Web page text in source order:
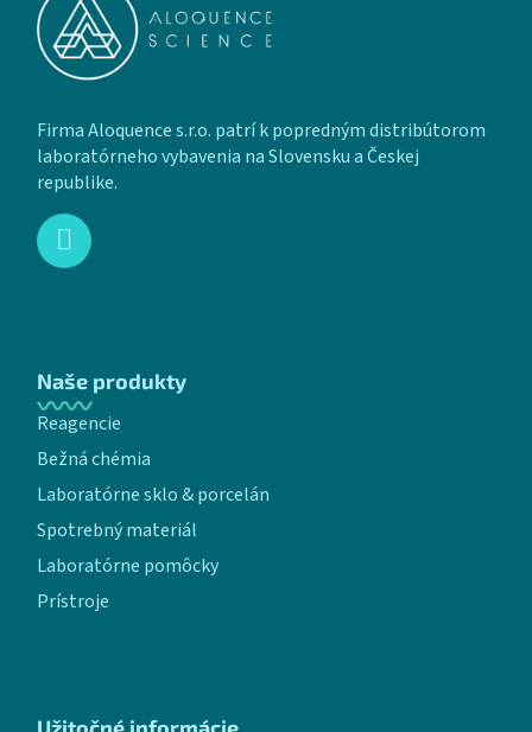
Firma Aloquence s.r.o. patrí k popredným distribútorom
laboratórneho vybavenia na Slovensku a Českej
republike.
Naše produkty
Reagencie
Bežná chémia
Laboratórne sklo & porcelán
Spotrebný materiál
Laboratórne pomôcky
Prístroje